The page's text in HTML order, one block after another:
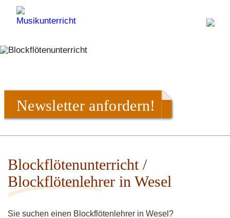
Newsletter anfordern!
Blockflötenunterricht /
Blockflötenlehrer in Wesel
Sie suchen einen Blockflötenlehrer in Wesel?